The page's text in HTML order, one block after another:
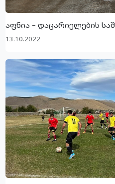
აფნია – დაცარიელების
13.10.2022